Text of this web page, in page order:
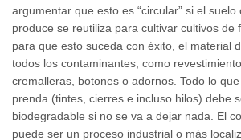
argumentar que esto es “circular” si el suelo
produce se reutiliza para cultivar cultivos de
para que esto suceda con éxito, el material
todos los contaminantes, como
cremalleras, botones o adornos. Todo lo
prenda (tintes, cierres e incluso hilos) debe
biodegradable si no se va a dejar nada. El
puede ser un proceso industrial o más